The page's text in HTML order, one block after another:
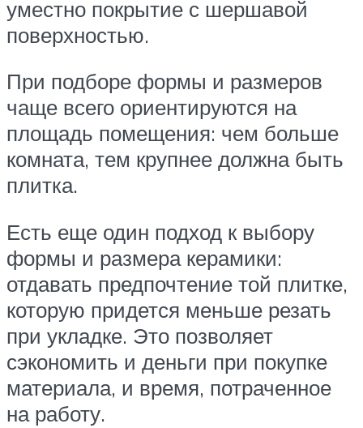
уместно покрытие с шершавой
поверхностью.
При подборе формы и размеров
чаще всего ориентируются на
площадь помещения: чем больше
комната, тем крупнее должна быть
плитка.
Есть еще один подход к выбору
формы и размера керамики:
отдавать предпочтение той плитке,
которую придется меньше резать
при укладке. Это позволяет
сэкономить и деньги при покупке
материала, и время, потраченное
на работу.